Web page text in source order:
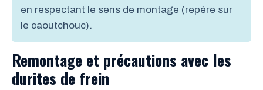
en respectant le sens de montage (repère sur
le caoutchouc).
Remontage et précautions avec les
durites de frein